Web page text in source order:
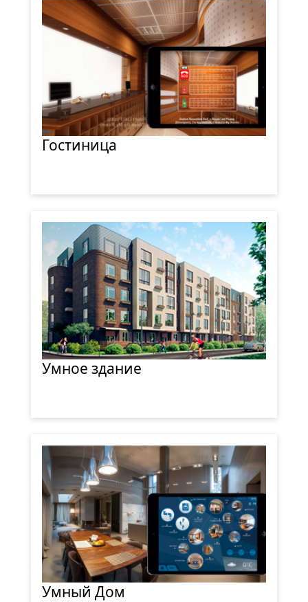
Гостиница
Умное здание
Умный Дом